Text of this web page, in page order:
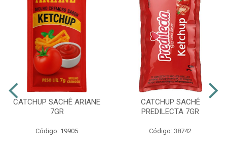
CATCHUP SACHÊ ARIANE
7GR
Código: 19905
CATCHUP SACHÊ
PREDILECTA 7GR
Código: 38742